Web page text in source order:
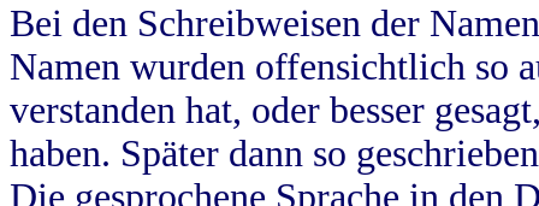
Bei den Schreibweisen der
Namen wurden offensichtlich so
verstanden hat, oder besser
haben. Später dann so
Die gesprochene Sprache in